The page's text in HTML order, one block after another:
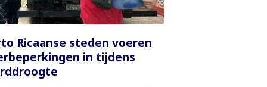
Ricaanse steden voeren
in tijdens